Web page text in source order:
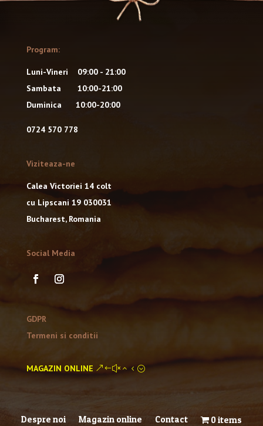
Program:
Luni-Vineri 09:00 - 21:00
Sambata 10:00-21:00
Duminica 10:00-20:00
0724 570 778
Viziteaza-ne
Calea Victoriei 14 colt
cu Lipscani 19 030031
Bucharest, Romania
Social Media
GDPR
Termeni si conditii
MAGAZIN ONLINE
Despre noi Magazin online Contact 0 items